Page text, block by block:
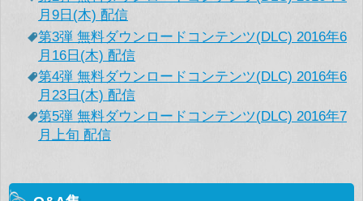
月9日(木) 配信
第3弾 無料ダウンロードコンテンツ(DLC) 2016年6
月16日(木) 配信
第4弾 無料ダウンロードコンテンツ(DLC) 2016年6
月23日(木) 配信
第5弾 無料ダウンロードコンテンツ(DLC) 2016年7
月上旬 配信